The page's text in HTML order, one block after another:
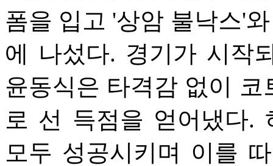
폼을 입고 '상암 불낙스'
에 나섰다. 경기가 시작
윤동식은 타격감 없이
로 선 득점을 얻어냈다.
모두 성공시키며 이를